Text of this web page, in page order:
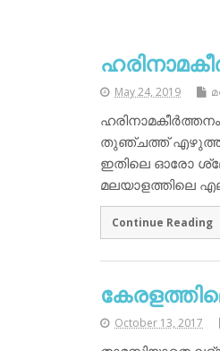
May 24, 2019
തുഞ്ചത്ത്
ഇതിലെ ഓരോ
മലയാളത്തിലെ
Continue Reading
October 13, 2017